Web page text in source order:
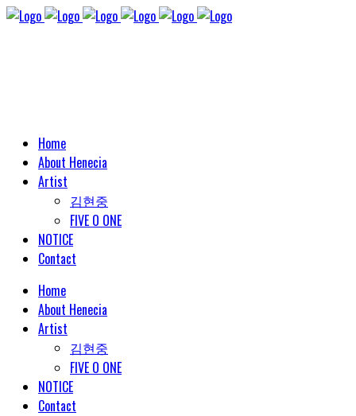
Home
About Henecia
Artist
김현중
FIVE O ONE
NOTICE
Contact
Home
About Henecia
Artist
김현중
FIVE O ONE
NOTICE
Contact